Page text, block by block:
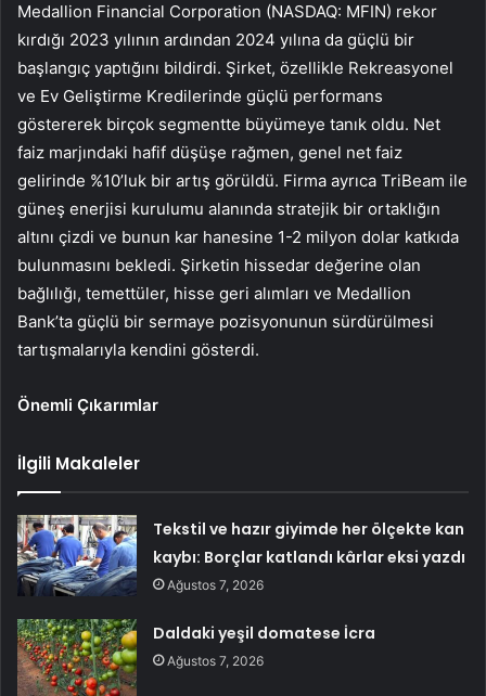
Medallion Financial Corporation (NASDAQ: MFIN) rekor
kırdığı 2023 yılının ardından 2024 yılına da güçlü bir
başlangıç yaptığını bildirdi. Şirket, özellikle Rekreasyonel
ve Ev Geliştirme Kredilerinde güçlü performans
göstererek birçok segmentte büyümeye tanık oldu. Net
faiz marjındaki hafif düşüşe rağmen, genel net faiz
gelirinde %10’luk bir artış görüldü. Firma ayrıca TriBeam ile
güneş enerjisi kurulumu alanında stratejik bir ortaklığın
altını çizdi ve bunun kar hanesine 1-2 milyon dolar katkıda
bulunmasını bekledi. Şirketin hissedar değerine olan
bağlılığı, temettüler, hisse geri alımları ve Medallion
Bank’ta güçlü bir sermaye pozisyonunun sürdürülmesi
tartışmalarıyla kendini gösterdi.
Önemli Çıkarımlar
İlgili Makaleler
Tekstil ve hazır giyimde her ölçekte kan
kaybı: Borçlar katlandı kârlar eksi yazdı
Ağustos 7, 2026
Daldaki yeşil domatese İcra
Ağustos 7, 2026